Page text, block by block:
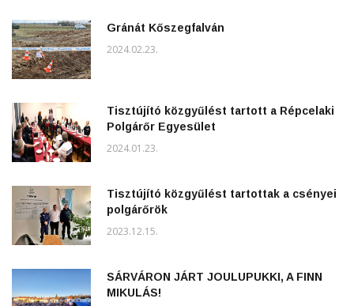
Gránát Kőszegfalván
2024.02.23.
Tisztújító közgyűlést tartott a Répcelaki
Polgárőr Egyesület
2024.01.23.
Tisztújító közgyűlést tartottak a csényei
polgárőrök
2023.12.15.
SÁRVÁRON JÁRT JOULUPUKKI, A FINN
MIKULÁS!